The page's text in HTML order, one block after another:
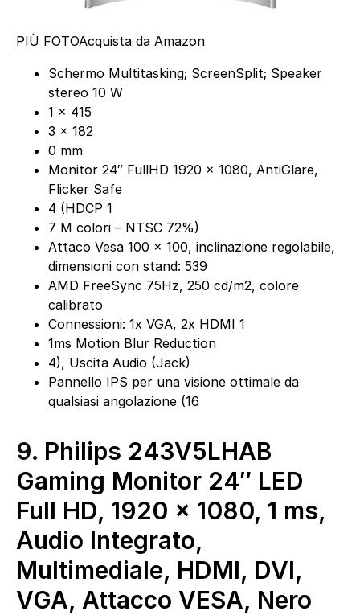
PIÙ FOTOAcquista da Amazon
Schermo Multitasking; ScreenSplit; Speaker
stereo 10 W
1 x 415
3 x 182
0 mm
Monitor 24″ FullHD 1920 x 1080, AntiGlare,
Flicker Safe
4 (HDCP 1
7 M colori – NTSC 72%)
Attaco Vesa 100 x 100, inclinazione regolabile,
dimensioni con stand: 539
AMD FreeSync 75Hz, 250 cd/m2, colore
calibrato
Connessioni: 1x VGA, 2x HDMI 1
1ms Motion Blur Reduction
4), Uscita Audio (Jack)
Pannello IPS per una visione ottimale da
qualsiasi angolazione (16
9. Philips 243V5LHAB
Gaming Monitor 24″ LED
Full HD, 1920 x 1080, 1 ms,
Audio Integrato,
Multimediale, HDMI, DVI,
VGA, Attacco VESA, Nero